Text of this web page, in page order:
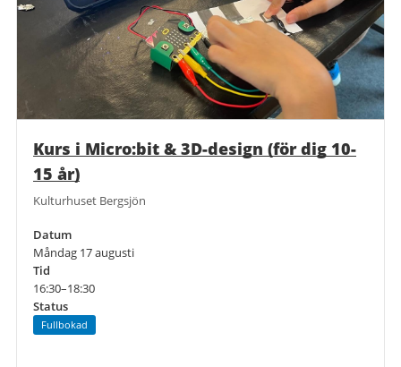
Kurs i Micro:bit & 3D-design (för dig 10-
15 år)
Kulturhuset Bergsjön
Datum
Måndag 17 augusti
Tid
16:30–18:30
Status
Fullbokad